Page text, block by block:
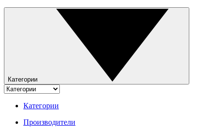
Категории
Категории
Производители